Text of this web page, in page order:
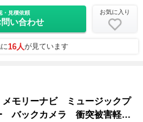
・見積依頼
い合わせ
お気に入り
16人が見ています
モリーナビ ミュージックプ
バックカメラ 衝突被害軽減